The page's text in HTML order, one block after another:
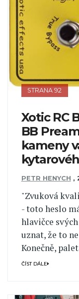
STRANA 92
Xotic RC
BB
kameny
PETR HENYCH ,
"Zvuková
- toto heslo
hlavičce
uznat, že to
Konečně,
ČÍST DÁLE